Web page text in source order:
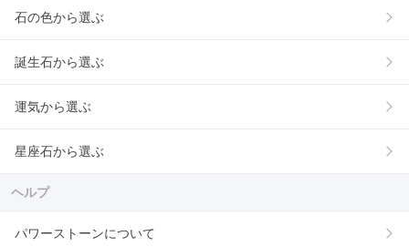
石の色から選ぶ
誕生石から選ぶ
運気から選ぶ
星座石から選ぶ
ヘルプ
パワーストーンについて